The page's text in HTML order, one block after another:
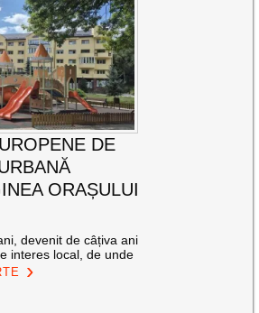
DE
ORAȘULUI
devenit de câțiva ani
interes local, de unde